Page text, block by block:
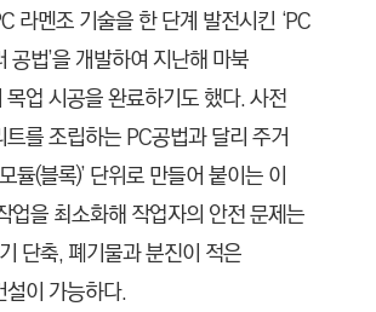
라멘조 기술을 한 단계 발전시킨 ‘PC
공법’을 개발하여 지난해 마북
업 시공을 완료하기도 했다. 사전
를 조립하는 PC공법과 달리 주거
듈(블록)’ 단위로 만들어 붙이는 이
업을 최소화해 작업자의 안전 문제는
단축, 폐기물과 분진이 적은
이 가능하다.